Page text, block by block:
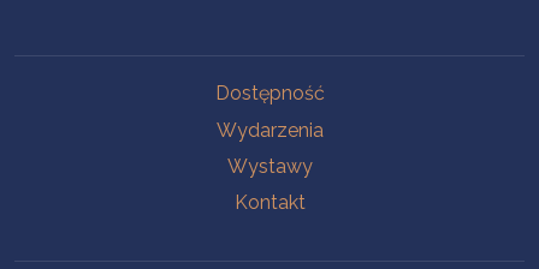
Dostępność
Wydarzenia
Wystawy
Kontakt